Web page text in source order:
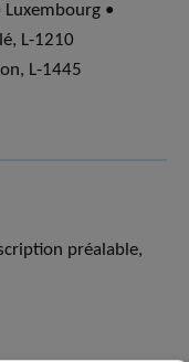
Luxembourg •
L-1210
L-1445
préalable,